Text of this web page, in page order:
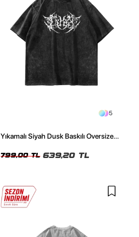
5
Yıkamalı Siyah Dusk Baskılı Oversize
799,00 TL 639,20 TL